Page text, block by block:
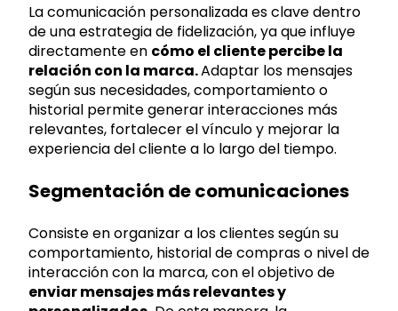
La comunicación personalizada es clave dentro
de una estrategia de fidelización, ya que influye
directamente en cómo el cliente percibe la
relación con la marca.Adaptar los mensajes
según sus necesidades, comportamiento o
historial permite generar interacciones más
relevantes, fortalecer el vínculo y mejorar la
experiencia del cliente a lo largo del tiempo.
Segmentación de comunicaciones
Consiste en organizar a los clientes según su
comportamiento, historial de compras o nivel de
interacción con la marca, con el objetivo de
enviar mensajes más relevantes y